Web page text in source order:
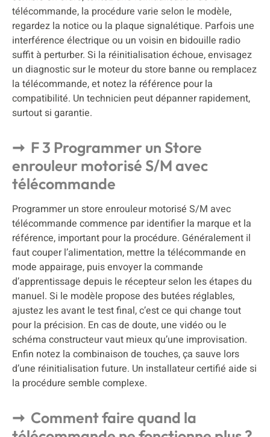
télécommande, la procédure varie selon le modèle,
regardez la notice ou la plaque signalétique. Parfois une
interférence électrique ou un voisin en bidouille radio
suffit à perturber. Si la réinitialisation échoue, envisagez
un diagnostic sur le moteur du store banne ou remplacez
la télécommande, et notez la référence pour la
compatibilité. Un technicien peut dépanner rapidement,
surtout si garantie.
F 3 Programmer un Store
enrouleur motorisé S/M avec
télécommande
Programmer un store enrouleur motorisé S/M avec
télécommande commence par identifier la marque et la
référence, important pour la procédure. Généralement il
faut couper l’alimentation, mettre la télécommande en
mode appairage, puis envoyer la commande
d’apprentissage depuis le récepteur selon les étapes du
manuel. Si le modèle propose des butées réglables,
ajustez les avant le test final, c’est ce qui change tout
pour la précision. En cas de doute, une vidéo ou le
schéma constructeur vaut mieux qu’une improvisation.
Enfin notez la combinaison de touches, ça sauve lors
d’une réinitialisation future. Un installateur certifié aide si
la procédure semble complexe.
Comment faire quand la